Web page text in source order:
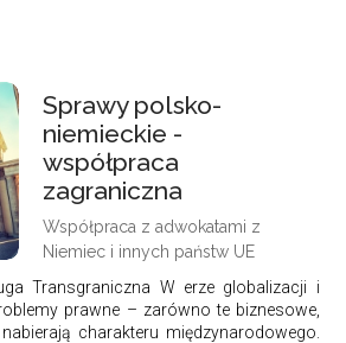
Sprawy polsko-
niemieckie -
współpraca
zagraniczna
Współpraca z adwokatami z
Niemiec i innych państw UE
Transgraniczna W erze globalizacji i
prawne – zarówno te biznesowe,
charakteru międzynarodowego.